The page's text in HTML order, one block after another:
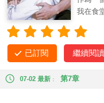
我在食
著倒在地上的我。 「瑪德，
的腰，哄道： 「老婆，乖，
已訂閱 繼續閱讀
07-02 最新 第7章